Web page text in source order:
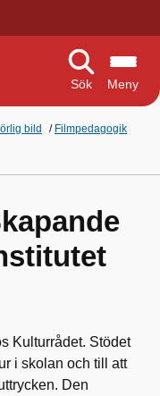
Sök
Meny
bild / Filmpedagogik
Kulturrådet. Stödet
i skolan och till att
Den